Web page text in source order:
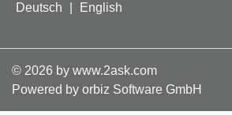
Deutsch English
© 2026 by www.2ask.com
Powered by orbiz Software GmbH